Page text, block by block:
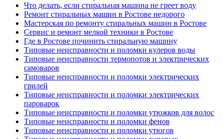
Что делать, если стиральная машина не греет воду
Ремонт стиральных машин в Ростове недорого
Мастерская по ремонту стиральных машин в Ростове
Сервис и ремонт мелкой техники в Ростове
Где в Ростове починить стиральную машину
Типовые неисправности и поломки кулеров воды
Типовые неисправности термопотов и электрических
самоваров
Типовые неисправности и поломки электрических
грилей
Типовые неисправности и поломки электрических
пароварок
Типовые неисправности и поломки утюжков для волос
Типовые неисправности и поломки фенов
Типовые неисправности и поломки утюгов